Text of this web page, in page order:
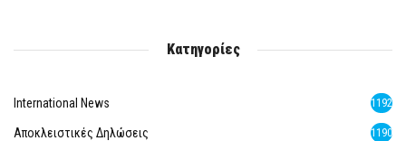
Κατηγορίες
International News 1192
Αποκλειστικές Δηλώσεις 1190